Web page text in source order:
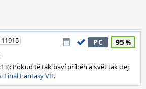
11915
PC 95
: Pokud tě tak baví příběh a svět tak dej
Final Fantasy VII.